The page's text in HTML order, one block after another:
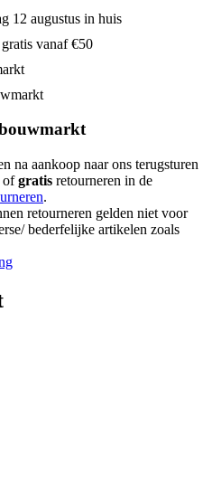
12 augustus in huis
vanaf €50
na aankoop naar ons terugsturen
ofgratis retourneren in de
.
retourneren gelden niet voor
bederfelijke artikelen zoals